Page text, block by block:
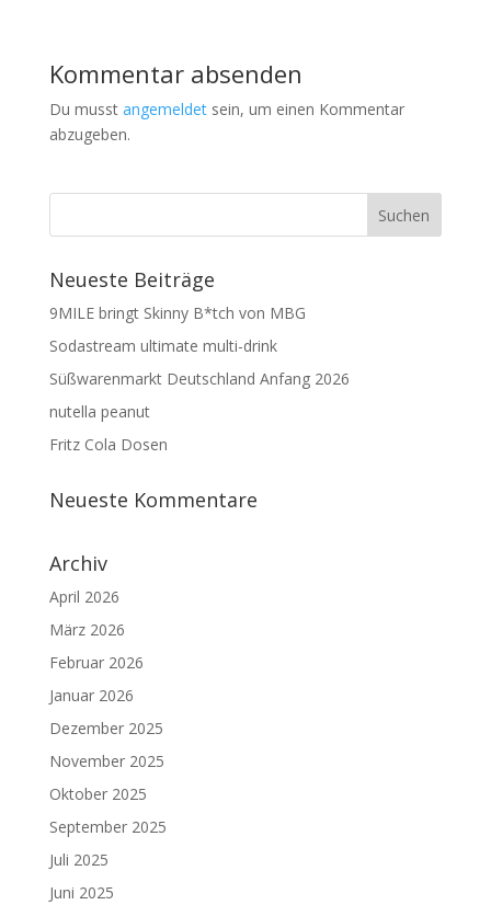
Kommentar absenden
Du musst angemeldetsein, um einen Kommentar
abzugeben.
Neueste Beiträge
9MILE bringt Skinny B*tch von MBG
Sodastream ultimate multi-drink
Süßwarenmarkt Deutschland Anfang 2026
nutella peanut
Fritz Cola Dosen
Neueste Kommentare
Archiv
April 2026
März 2026
Februar 2026
Januar 2026
Dezember 2025
November 2025
Oktober 2025
September 2025
Juli 2025
Juni 2025